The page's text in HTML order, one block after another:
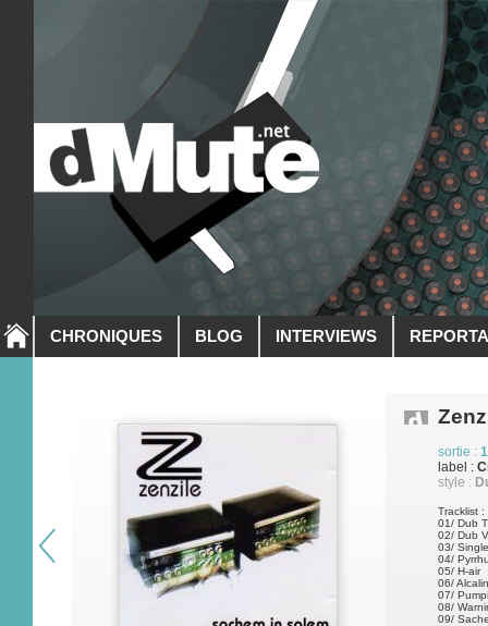
CHRONIQUES BLOG INTERVIEWS
sortie :
label :
style :
Tracklist :
01/ Dub
02/ Dub
03/
04/
05/ H-air
06/
07/
08/
09/